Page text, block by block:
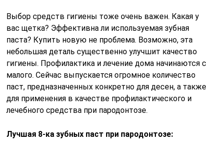
Выбор средств гигиены тоже очень важен. Какая у
вас щетка? Эффективна ли используемая зубная
паста? Купить новую не проблема. Возможно, эта
небольшая деталь существенно улучшит качество
гигиены. Профилактика и лечение дома начинаются с
малого. Сейчас выпускается огромное количество
паст, предназначенных конкретно для десен, а также
для применения в качестве профилактического и
лечебного средства при пародонтозе.
Лучшая 8-ка зубных паст при пародонтозе: